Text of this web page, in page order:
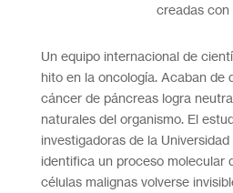
creadas
Un equipo internacional de
hito en la oncología. Acaban de
cáncer de páncreas logra
naturales del organismo. El
investigadoras de la Universidad
identifica un proceso molecular
células malignas volverse